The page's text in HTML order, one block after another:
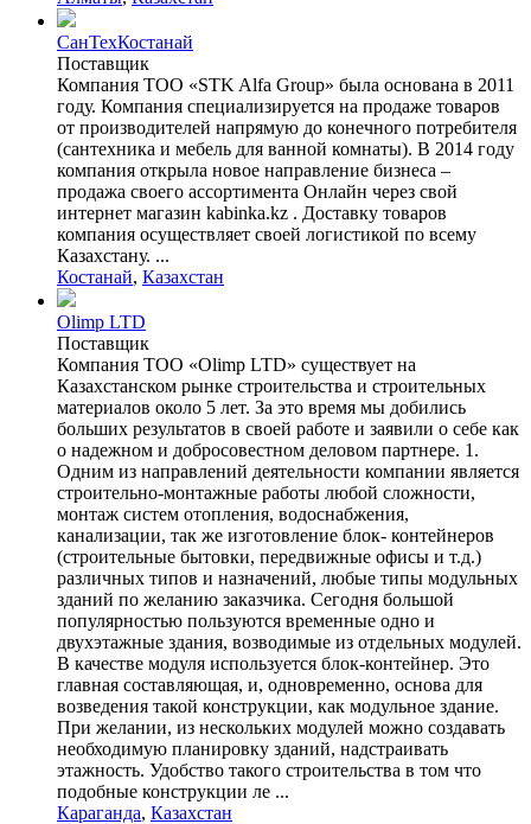
СанТехКостанай
Поставщик
Компания ТОО «STK Alfa Group» была основана в 2011
году. Компания специализируется на продаже товаров
от производителей напрямую до конечного потребителя
(сантехника и мебель для ванной комнаты). В 2014 году
компания открыла новое направление бизнеса –
продажа своего ассортимента Онлайн через свой
интернет магазин kabinka.kz . Доставку товаров
компания осуществляет своей логистикой по всему
Казахстану. ...
Костанай, Казахстан
Olimp LTD
Поставщик
Компания ТОО «Olimp LTD» существует на
Казахстанском рынке строительства и строительных
материалов около 5 лет. За это время мы добились
больших результатов в своей работе и заявили о себе как
о надежном и добросовестном деловом партнере. 1.
Одним из направлений деятельности компании является
строительно-монтажные работы любой сложности,
монтаж систем отопления, водоснабжения,
канализации, так же изготовление блок- контейнеров
(строительные бытовки, передвижные офисы и т.д.)
различных типов и назначений, любые типы модульных
зданий по желанию заказчика. Сегодня большой
популярностью пользуются временные одно и
двухэтажные здания, возводимые из отдельных модулей.
В качестве модуля используется блок-контейнер. Это
главная составляющая, и, одновременно, основа для
возведения такой конструкции, как модульное здание.
При желании, из нескольких модулей можно создавать
необходимую планировку зданий, надстраивать
этажность. Удобство такого строительства в том что
подобные конструкции ле ...
Караганда, Казахстан